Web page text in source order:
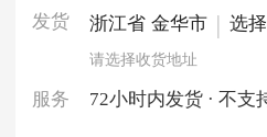
发货 浙江省 金华市 | 选
请选择收货地址
服务 72小时内发货 · 不支